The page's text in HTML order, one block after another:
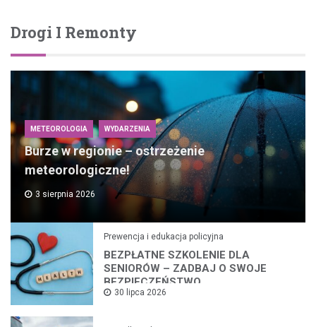
Drogi I Remonty
METEOROLOGIA WYDARZENIA
Burze w regionie – ostrzeżenie
meteorologiczne!
3 sierpnia 2026
Prewencja i edukacja policyjna
BEZPŁATNE SZKOLENIE DLA
SENIORÓW – ZADBAJ O SWOJE
BEZPIECZEŃSTWO
30 lipca 2026